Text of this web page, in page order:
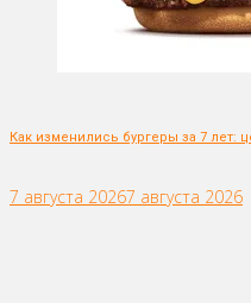
Как изменились бургеры за 7 лет:
7 августа 20267 августа 2026